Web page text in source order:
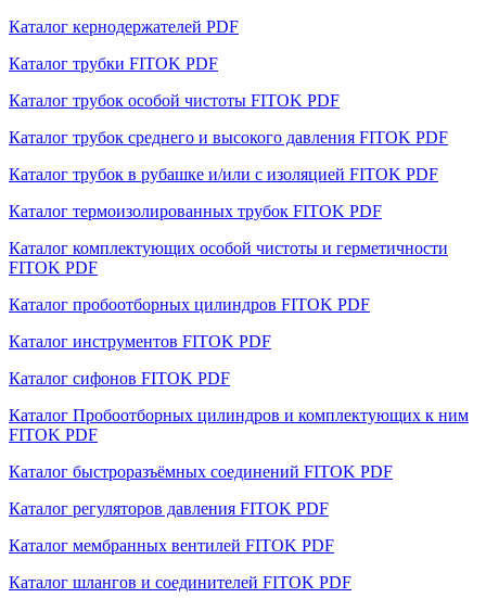
Каталог кернодержателей PDF
Каталог трубки FITOK PDF
Каталог трубок особой чистоты FITOK PDF
Каталог трубок среднего и высокого давления FITOK PDF
Каталог трубок в рубашке и/или с изоляцией FITOK PDF
Каталог термоизолированных трубок FITOK PDF
Каталог комплектующих особой чистоты и герметичности
FITOK PDF
Каталог пробоотборных цилиндров FITOK PDF
Каталог инструментов FITOK PDF
Каталог сифонов FITOK PDF
Каталог Пробоотборных цилиндров и комплектующих к ним
FITOK PDF
Каталог быстроразъёмных соединений FITOK PDF
Каталог регуляторов давления FITOK PDF
Каталог мембранных вентилей FITOK PDF
Каталог шлангов и соединителей FITOK PDF